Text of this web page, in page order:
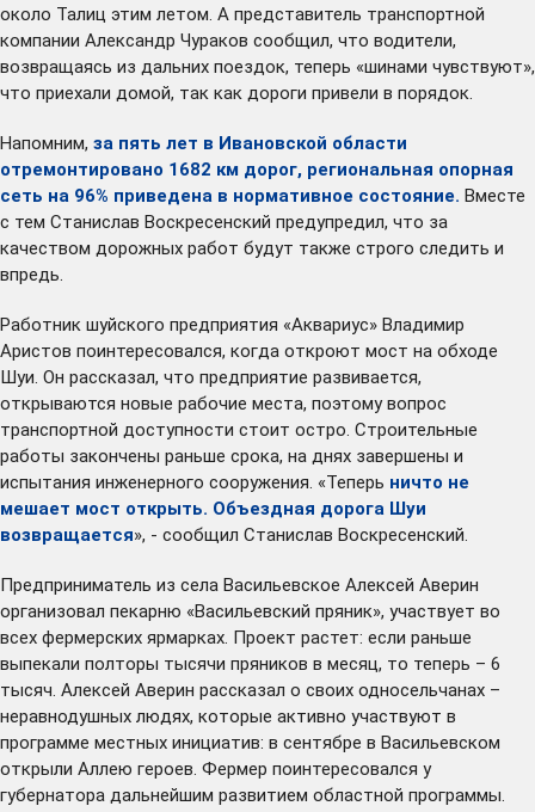
около Талиц этим летом. А представитель транспортной
компании Александр Чураков сообщил, что водители,
возвращаясь из дальних поездок, теперь «шинами чувствуют»,
что приехали домой, так как дороги привели в порядок.
Напомним, за пять лет в Ивановской области
отремонтировано 1682 км дорог, региональная опорная
сеть на 96% приведена в нормативное состояние. Вместе
с тем Станислав Воскресенский предупредил, что за
качеством дорожных работ будут также строго следить и
впредь.
Работник шуйского предприятия «Аквариус» Владимир
Аристов поинтересовался, когда откроют мост на обходе
Шуи. Он рассказал, что предприятие развивается,
открываются новые рабочие места, поэтому вопрос
транспортной доступности стоит остро. Строительные
работы закончены раньше срока, на днях завершены и
испытания инженерного сооружения. «Теперь ничто не
мешает мост открыть. Объездная дорога Шуи
возвращается», - сообщил Станислав Воскресенский.
Предприниматель из села Васильевское Алексей Аверин
организовал пекарню «Васильевский пряник», участвует во
всех фермерских ярмарках. Проект растет: если раньше
выпекали полторы тысячи пряников в месяц, то теперь – 6
тысяч. Алексей Аверин рассказал о своих односельчанах –
неравнодушных людях, которые активно участвуют в
программе местных инициатив: в сентябре в Васильевском
открыли Аллею героев. Фермер поинтересовался у
губернатора дальнейшим развитием областной программы.